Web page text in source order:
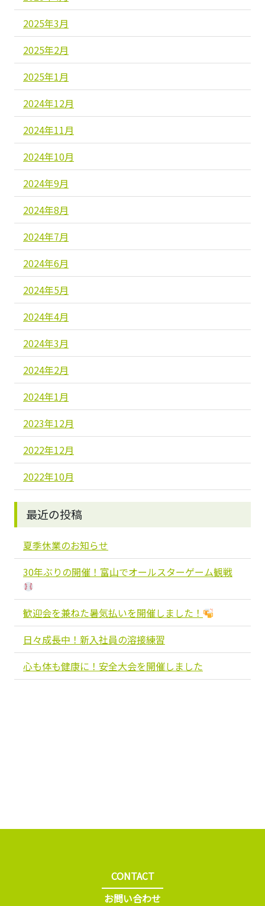
2025年3月
2025年2月
2025年1月
2024年12月
2024年11月
2024年10月
2024年9月
2024年8月
2024年7月
2024年6月
2024年5月
2024年4月
2024年3月
2024年2月
2024年1月
2023年12月
2022年12月
2022年10月
最近の投稿
夏季休業のお知らせ
30年ぶりの開催！富山でオールスターゲーム観戦
歓迎会を兼ねた暑気払いを開催しました！
日々成長中！新入社員の溶接練習
心も体も健康に！安全大会を開催しました
CONTACT
お問い合わせ